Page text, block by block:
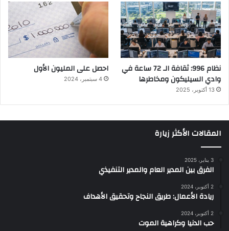
نظام 996: ثقافة الـ 72 ساعة في
وادي السيليكون ومخاطرها
13 أكتوبر، 2025
احصل على المليون الأول
4 سبتمبر، 2024
المقالات الأكثر زيارة
3 يناير، 2025
الفرق بين المدير العام والمدير التنفيذي
2 أكتوبر، 2024
ريادة الأعمال: طريق النجاح وتحقيق الأهداف
2 أكتوبر، 2024
حب الدنيا وكراهية الموت